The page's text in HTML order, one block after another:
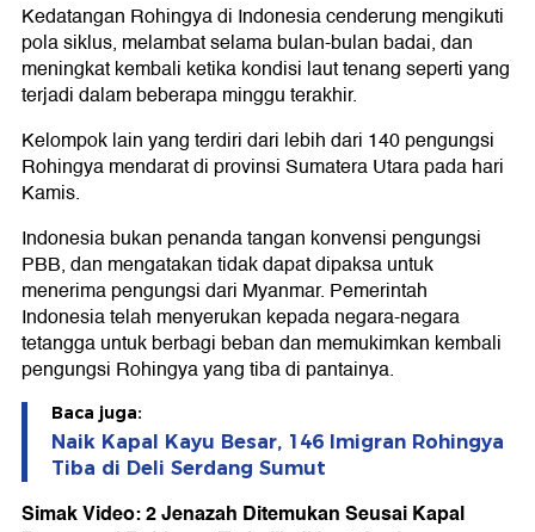
Kedatangan Rohingya di Indonesia cenderung mengikuti
pola siklus, melambat selama bulan-bulan badai, dan
meningkat kembali ketika kondisi laut tenang seperti yang
terjadi dalam beberapa minggu terakhir.
Kelompok lain yang terdiri dari lebih dari 140 pengungsi
Rohingya mendarat di provinsi Sumatera Utara pada hari
Kamis.
Indonesia bukan penanda tangan konvensi pengungsi
PBB, dan mengatakan tidak dapat dipaksa untuk
menerima pengungsi dari Myanmar. Pemerintah
Indonesia telah menyerukan kepada negara-negara
tetangga untuk berbagi beban dan memukimkan kembali
pengungsi Rohingya yang tiba di pantainya.
Baca juga:
Naik Kapal Kayu Besar, 146 Imigran Rohingya
Tiba di Deli Serdang Sumut
Simak Video: 2 Jenazah Ditemukan Seusai Kapal